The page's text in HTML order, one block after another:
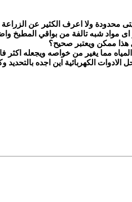
محدودة ولا اعرف الكثير عن
شبه تالفة من بواقي المطبخ
هذا ممكن ويعتبر صحيح؟
مما يغير من خواصه ويجعله اكثر
الكهربائية اين اجده